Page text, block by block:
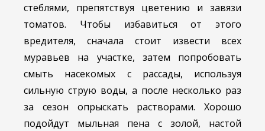
стеблями, препятствуя цветению и завязи
томатов. Чтобы избавиться от этого
вредителя, сначала стоит извести всех
муравьев на участке, затем попробовать
смыть насекомых с рассады, используя
сильную струю воды, а после несколько раз
за сезон опрыскать растворами. Хорошо
подойдут мыльная пена с золой, настой